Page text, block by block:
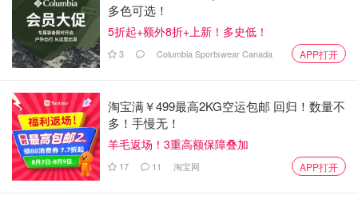
多色可选！
5折起+额外8折+上新！多史低！
3 Columbia Sportswear Canada APP打开
淘宝满￥499最高2KG空运包邮 回归！数量不
多！手慢无！
羊毛返场！3重高额保障叠加
17 11 淘宝网 APP打开